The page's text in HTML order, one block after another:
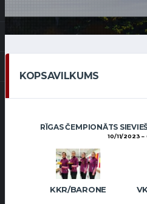
KOPSAVILKUMS
RĪGAS ČEMPIONĀTS
10/11/2023
KKR/BARONE